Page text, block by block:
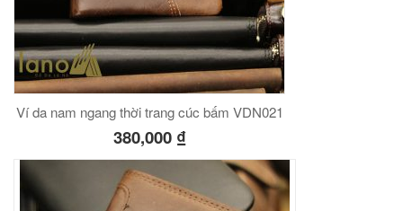
Ví da nam ngang thời trang cúc bấm VDN021
380,000 ₫